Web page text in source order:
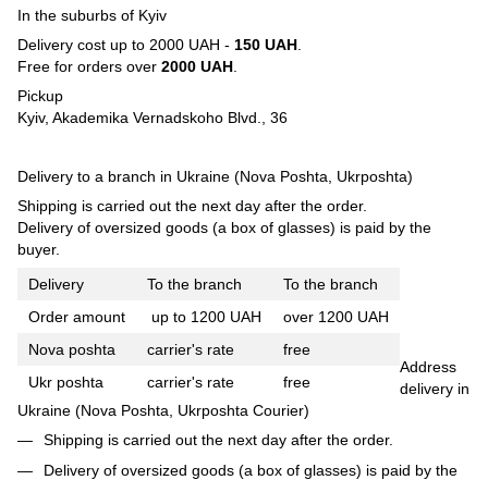
In the suburbs of Kyiv
Delivery cost up to 2000 UAH - 150 UAH
Free for orders over 2000 UAH
Pickup
Kyiv, Akademika Vernadskoho Blvd., 36
Delivery to a branch in Ukraine (Nova Poshta, Ukrposhta)
Shipping is carried out the next day after the order.
Delivery of oversized goods (a box of glasses) is paid by the
buyer.
Delivery
To the branch
To the branch
Order amount
up to 1200 UAH
over 1200 UAH
Nova poshta
carrier's rate
free
Ukr poshta
carrier's rate free
Address
delivery in
Ukraine (Nova Poshta, Ukrposhta Courier)
Shipping is carried out the next day after the order.
Delivery of oversized goods (a box of glasses) is paid by the